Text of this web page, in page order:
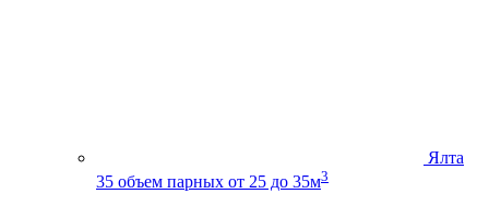
Ялта
35 объем парных от 25 до 35м3